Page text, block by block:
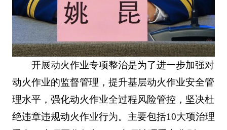
开展动火作业专项整治是为了进一步加强对
动火作业的监督管理，提升基层动火作业安全管
理水平，强化动火作业全过程风险管控，坚决杜
绝违章违规动火作业行为。主要包括10大项治理